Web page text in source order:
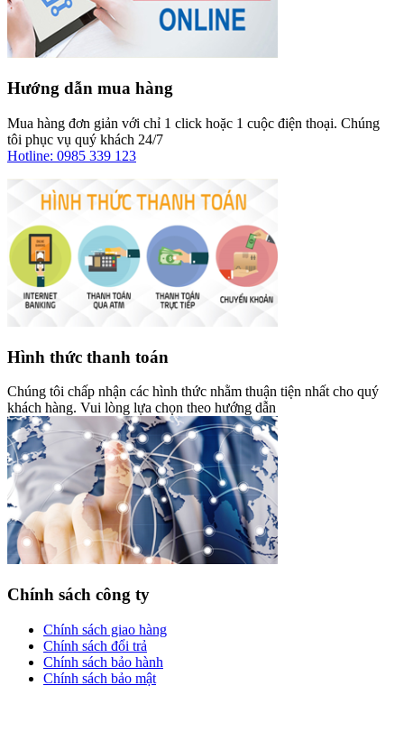
Hướng dẫn mua hàng
Mua hàng đơn giản với chỉ 1 click hoặc 1 cuộc điện thoại. Chúng
tôi phục vụ quý khách 24/7
Hotline: 0985 339 123
Hình thức thanh toán
Chúng tôi chấp nhận các hình thức nhằm thuận tiện nhất cho quý
khách hàng. Vui lòng lựa chọn theo hướng dẫn
Chính sách công ty
Chính sách giao hàng
Chính sách đổi trả
Chính sách bảo hành
Chính sách bảo mật